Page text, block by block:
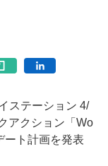
ステーション 4/
アクション「Wo
ート計画を発表